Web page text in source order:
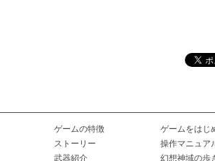
ゲームの特徴
ストーリー
武器紹介
ゲームをはじ
操作マニュア
幻想神域の歩